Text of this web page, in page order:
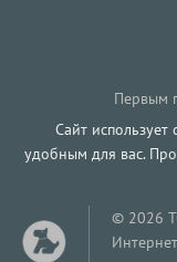
Первым
Сайт
удобным для вас.
© 2026